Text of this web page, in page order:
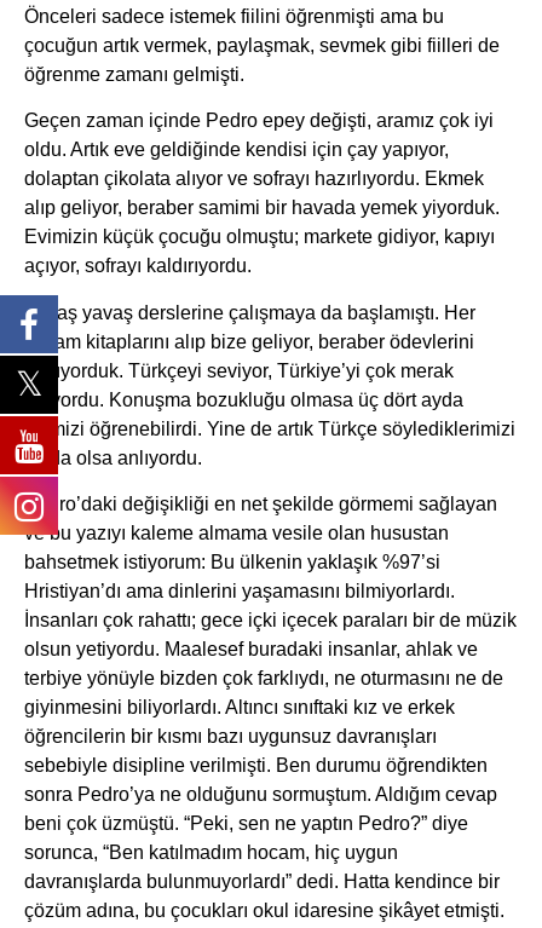
Önceleri sadece istemek fiilini öğrenmişti ama bu
çocuğun artık vermek, paylaşmak, sevmek gibi fiilleri de
öğrenme zamanı gelmişti.
Geçen zaman içinde Pedro epey değişti, aramız çok iyi
oldu. Artık eve geldiğinde kendisi için çay yapıyor,
dolaptan çikolata alıyor ve sofrayı hazırlıyordu. Ekmek
alıp geliyor, beraber samimi bir havada yemek yiyorduk.
Evimizin küçük çocuğu olmuştu; markete gidiyor, kapıyı
açıyor, sofrayı kaldırıyordu.
Yavaş yavaş derslerine çalışmaya da başlamıştı. Her
akşam kitaplarını alıp bize geliyor, beraber ödevlerini
yapıyorduk. Türkçeyi seviyor, Türkiye’yi çok merak
ediyordu. Konuşma bozukluğu olmasa üç dört ayda
dilimizi öğrenebilirdi. Yine de artık Türkçe söylediklerimizi
az da olsa anlıyordu.
Pedro’daki değişikliği en net şekilde görmemi sağlayan
ve bu yazıyı kaleme almama vesile olan husustan
bahsetmek istiyorum: Bu ülkenin yaklaşık %97’si
Hristiyan’dı ama dinlerini yaşamasını bilmiyorlardı.
İnsanları çok rahattı; gece içki içecek paraları bir de müzik
olsun yetiyordu. Maalesef buradaki insanlar, ahlak ve
terbiye yönüyle bizden çok farklıydı, ne oturmasını ne de
giyinmesini biliyorlardı. Altıncı sınıftaki kız ve erkek
öğrencilerin bir kısmı bazı uygunsuz davranışları
sebebiyle disipline verilmişti. Ben durumu öğrendikten
sonra Pedro’ya ne olduğunu sormuştum. Aldığım cevap
beni çok üzmüştü. “Peki, sen ne yaptın Pedro?” diye
sorunca, “Ben katılmadım hocam, hiç uygun
davranışlarda bulunmuyorlardı” dedi. Hatta kendince bir
çözüm adına, bu çocukları okul idaresine şikâyet etmişti.